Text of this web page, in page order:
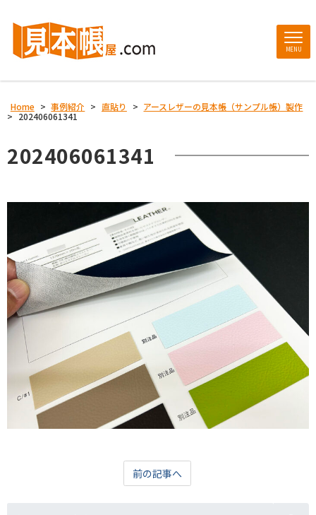
MENU
Home > 事例紹介 > 直貼り > アースレザーの見本帳（サンプル帳）製作
> 202406061341
202406061341
前の記事へ